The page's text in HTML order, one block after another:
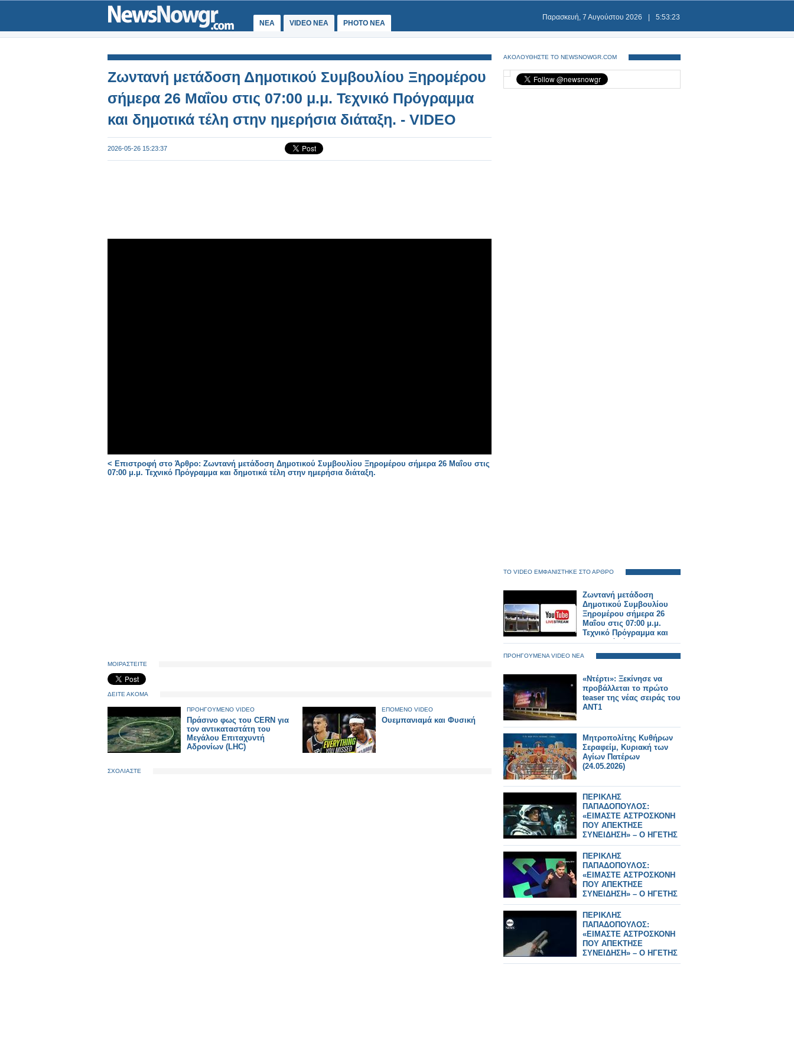
ΝΕΑ VIDEO NEA PHOTO NEA
Παρασκευή, 7 Αυγούστου 2026 5:53:23
Ζωντανή μετάδοση Δημοτικού Συμβουλίου Ξηρομέρου
σήμερα 26 Μαΐου στις 07:00 μ.μ. Τεχνικό Πρόγραμμα
και δημοτικά τέλη στην ημερήσια διάταξη. - VIDEO
2026-05-26 15:23:37
< Επιστροφή στο Άρθρο: Ζωντανή μετάδοση Δημοτικού Συμβουλίου Ξηρομέρου σήμερα 26 Μαΐου στις
07:00 μ.μ. Τεχνικό Πρόγραμμα και δημοτικά τέλη στην ημερήσια διάταξη.
ΜΟΙΡΑΣΤΕΙΤΕ
ΔΕΙΤΕ ΑΚΟΜΑ
ΠΡΟΗΓΟΥΜΕΝΟ VIDEO
Πράσινο φως του CERN για
τον αντικαταστάτη του
Μεγάλου Επιταχυντή
Αδρονίων (LHC)
ΕΠΟΜΕΝΟ VIDEO
Ουεμπανιαμά και Φυσική
ΣΧΟΛΙΑΣΤΕ
ΑΚΟΛΟΥΘΗΣΤΕ ΤΟ NEWSNOWGR.COM
ΤΟ VIDEO ΕΜΦΑΝΙΣΤΗΚΕ ΣΤΟ ΑΡΘΡΟ
Ζωντανή μετάδοση
Δημοτικού Συμβουλίου
Ξηρομέρου σήμερα 26
Μαΐου στις 07:00 μ.μ.
Τεχνικό Πρόγραμμα και
δημοτικά τέλη στην
ημερήσια διάταξη.
ΠΡΟΗΓΟΥΜΕΝΑ VIDEO ΝΕΑ
«Ντέρτι»: Ξεκίνησε να
προβάλλεται το πρώτο
teaser της νέας σειράς του
ΑΝΤ1
Μητροπολίτης Κυθήρων
Σεραφείμ, Κυριακή των
Αγίων Πατέρων
(24.05.2026)
ΠΕΡΙΚΛΗΣ
ΠΑΠΑΔΟΠΟΥΛΟΣ:
«ΕΙΜΑΣΤΕ ΑΣΤΡΟΣΚΟΝΗ
ΠΟΥ ΑΠΕΚΤΗΣΕ
ΣΥΝΕΙΔΗΣΗ» – Ο ΗΓΕΤΗΣ
ΤΗΣ NASA ΠΙΣΩ ΑΠΟ ΤΟ
Artemis II
ΠΕΡΙΚΛΗΣ
ΠΑΠΑΔΟΠΟΥΛΟΣ:
«ΕΙΜΑΣΤΕ ΑΣΤΡΟΣΚΟΝΗ
ΠΟΥ ΑΠΕΚΤΗΣΕ
ΣΥΝΕΙΔΗΣΗ» – Ο ΗΓΕΤΗΣ
ΤΗΣ NASA ΠΙΣΩ ΑΠΟ ΤΟ
Artemis II
ΠΕΡΙΚΛΗΣ
ΠΑΠΑΔΟΠΟΥΛΟΣ:
«ΕΙΜΑΣΤΕ ΑΣΤΡΟΣΚΟΝΗ
ΠΟΥ ΑΠΕΚΤΗΣΕ
ΣΥΝΕΙΔΗΣΗ» – Ο ΗΓΕΤΗΣ
ΤΗΣ NASA ΠΙΣΩ ΑΠΟ ΤΟ